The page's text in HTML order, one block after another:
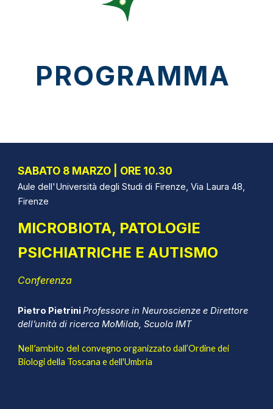
PROGRAMMA
SABATO 8 MARZO | ORE 10.30
Aule dell'Università degli Studi di Firenze, Via Laura 48,
Firenze
MICROBIOTA, PATOLOGIE
PSICHIATRICHE E AUTISMO
Conferenza
Pietro PietriniProfessore in Neuroscienze e Direttore
dell’unità di ricerca MoMilab, Scuola IMT
Nell’ambito delconvegno organizzato dall’Ordine dei
Biologi della Toscana e dell'Umbria